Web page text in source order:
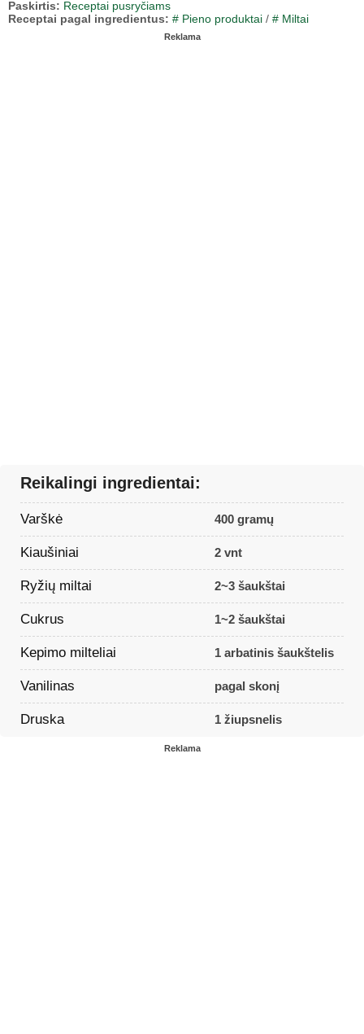
Paskirtis: Receptai pusryčiams
Receptai pagal ingredientus: # Pieno produktai / # Miltai
Reklama
Reikalingi ingredientai:
Varškė 400 gramų
Kiaušiniai 2 vnt
Ryžių miltai 2~3 šaukštai
Cukrus 1~2 šaukštai
Kepimo milteliai 1 arbatinis šaukštelis
Vanilinas pagal skonį
Druska 1 žiupsnelis
Reklama